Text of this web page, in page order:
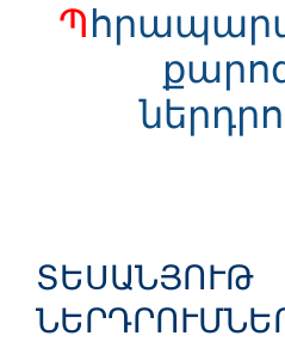
Պ
ՏԵՍԱՆՅՈՒԹ